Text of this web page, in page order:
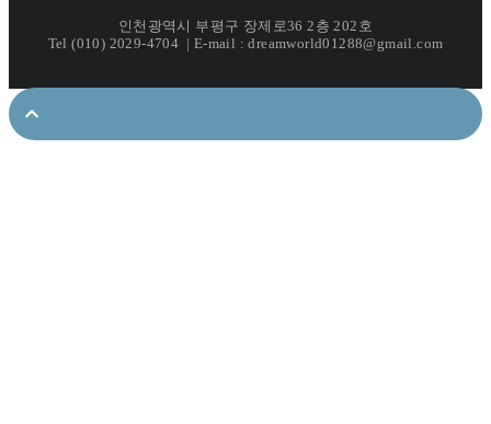
인천광역시 부평구 장제로36 2층 202호
Tel (010) 2029-4704 | E-mail : dreamworld01288@gmail.com